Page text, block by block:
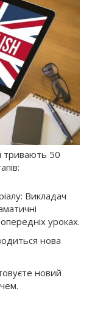
тривають 50
Викладач
уроках.
нова
новий